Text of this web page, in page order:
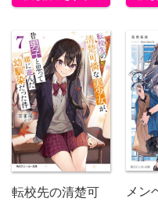
転校先の清楚可
メン